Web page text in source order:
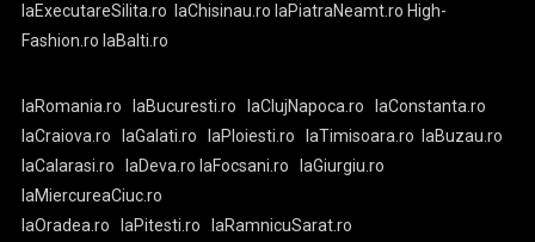
laExecutareSilita.ro
laChisinau.ro laPiatraNeamt.ro High-
Fashion.ro laBalti.ro
laRomania.ro laBucuresti.ro laClujNapoca.ro
laConstanta.ro
laCraiova.ro
laGalati.ro laPloiesti.ro laTimisoara.ro
laBuzau.ro
laCalarasi.ro
laDeva.ro laFocsani.ro
laGiurgiu.ro
laMiercureaCiuc.ro
laOradea.ro
laPitesti.ro
laRamnicuSarat.ro